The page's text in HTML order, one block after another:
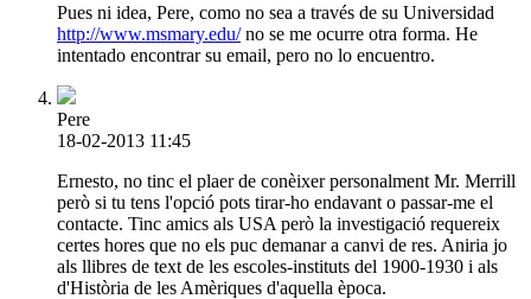
Pues ni idea, Pere, como no sea a través de su Universidad
http://www.msmary.edu/no se me ocurre otra forma. He
intentado encontrar su email, pero no lo encuentro.
Pere
18-02-2013 11:45
Ernesto, no tinc el plaer de conèixer personalment Mr. Merrill
però si tu tens l'opció pots tirar-ho endavant o passar-me el
contacte. Tinc amics als USA però la investigació requereix
certes hores que no els puc demanar a canvi de res. Aniria jo
als llibres de text de les escoles-instituts del 1900-1930 i als
d'Història de les Amèriques d'aquella època.